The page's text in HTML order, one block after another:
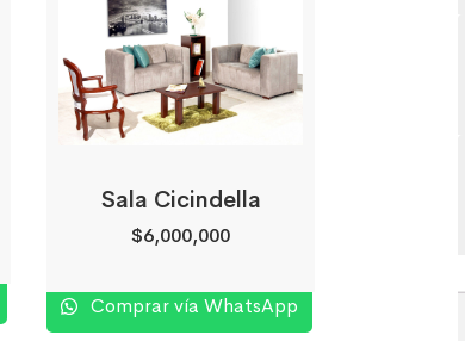
Sala Cicindella
$6,000,000
Comprar vía WhatsApp